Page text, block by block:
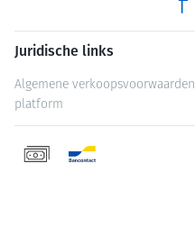
Juridische links
Algemene verkoopsvoorwaarden
platform